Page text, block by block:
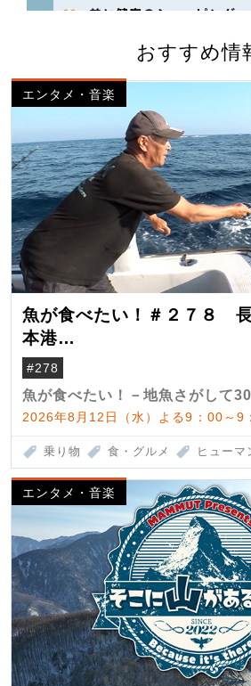
おすすめ情
エンタメ・音楽
魚が食べたい！＃２７８
本港
（クロマグロ）
#278
魚が食べたい！－地魚さがして
2026年8月12日（水）よる9：00～9
乗り物 食・グルメ ヒューマ
エンタメ・音楽